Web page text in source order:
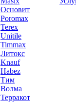
Основит
Poromax
Terex
Unitile
Timmax
Литокс
Knauf
Habez
Тим
Волма
Терракот